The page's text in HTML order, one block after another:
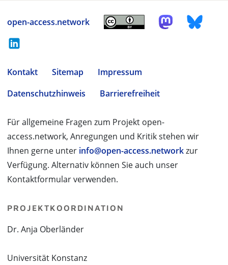
open-access.network
Kontakt Sitemap
Impressum
Datenschutzhinweis
Barrierefreiheit
Für allgemeine Fragen zum Projekt open-
access.network, Anregungen und Kritik stehen wir
Ihnen gerne unter info@open-access.networkzur
Verfügung. Alternativ können Sie auch unser
Kontaktformular verwenden.
PROJEKTKOORDINATION
Dr. Anja Oberländer
Universität Konstanz